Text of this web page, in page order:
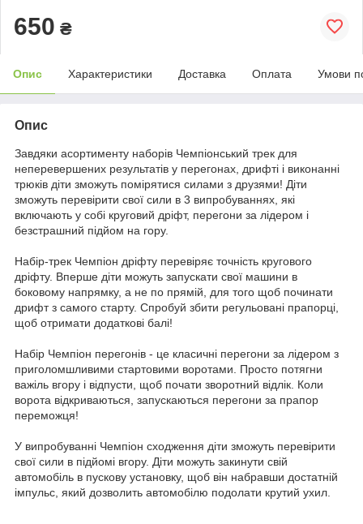
650 ₴
Опис Характеристики Доставка Оплата Умови
Опис
Завдяки асортименту наборів Чемпіонський трек для
неперевершених результатів у перегонах, дрифті і виконанні
трюків діти зможуть помірятися силами з друзями! Діти
зможуть перевірити свої сили в 3 випробуваннях, які
включають у собі круговий дріфт, перегони за лідером і
безстрашний підйом на гору.
Набір-трек Чемпіон дріфту перевіряє точність кругового
дріфту. Вперше діти можуть запускати свої машини в
боковому напрямку, а не по прямій, для того щоб починати
дрифт з самого старту. Спробуй збити регульовані прапорці,
щоб отримати додаткові балі!
Набір Чемпіон перегонів - це класичні перегони за лідером з
приголомшливими стартовими воротами. Просто потягни
важіль вгору і відпусти, щоб почати зворотний відлік. Коли
ворота відкриваються, запускаються перегони за прапор
переможця!
У випробуванні Чемпіон сходження діти зможуть перевірити
свої сили в підйомі вгору. Діти можуть закинути свій
автомобіль в пускову установку, щоб він набравши достатній
імпульс, який дозволить автомобілю подолати крутий ухил.